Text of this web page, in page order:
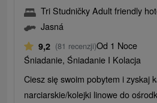
Tri Studničky Adult friendly
Jasná
9,2 (81 recenzji)Od 1 Noce
Śniadanie, Śniadanie I Kolacja
Ciesz się swoim pobytem i zyskaj
narciarskie/kolejki linowe do